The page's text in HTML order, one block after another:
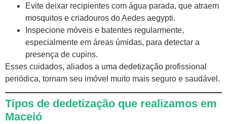
Evite deixar recipientes com água parada, que atraem
mosquitos e criadouros do Aedes aegypti.
Inspecione móveis e batentes regularmente,
especialmente em áreas úmidas, para detectar a
presença de cupins.
Esses cuidados, aliados a uma dedetização profissional
periódica, tornam seu imóvel muito mais seguro e saudável.
Tipos de dedetização que realizamos em
Maceió